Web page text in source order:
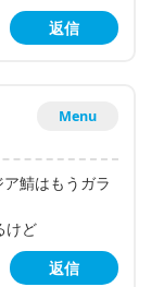
返信
Menu
鯖はもうガラ
けど
返信